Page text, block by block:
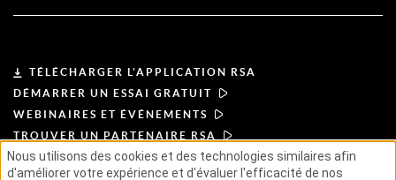
Devenir partenaire
Leadership
Actualités et presse
Ressources
TÉLÉCHARGER L'APPLICATION RSA
DÉMARRER UN ESSAI GRATUIT
WEBINAIRES ET ÉVÉNEMENTS
TROUVER UN PARTENAIRE RSA
Nous utilisons des cookies et des technologies similaires afin
d'améliorer votre expérience et d'évaluer l'efficacité de nos